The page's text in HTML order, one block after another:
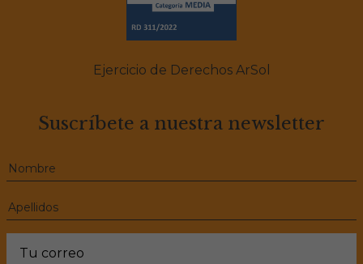
Ejercicio de Derechos ArSol
Suscríbete a nuestra newsletter